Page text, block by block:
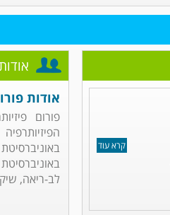
אודות
פורום
לב-ריאה,
קרא עוד